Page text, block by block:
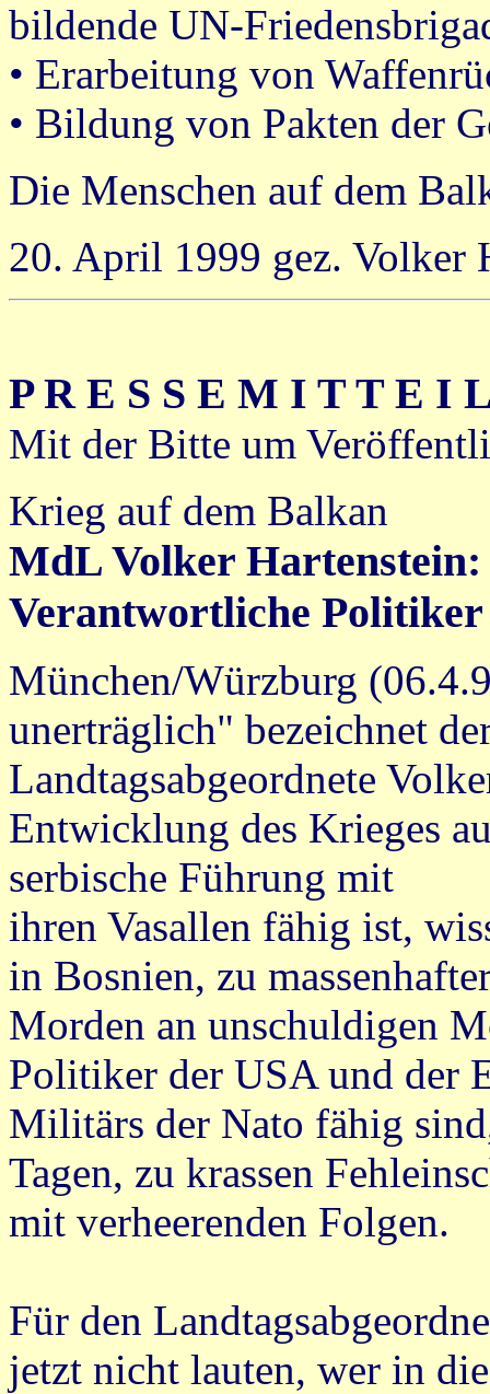
bildende UN-
• Erarbeitung von
• Bildung von Pakten der
Die Menschen auf dem
20. April 1999 gez. Volker
P R E S S E M I T T E I
Mit der Bitte um
Krieg auf dem Balkan
MdL Volker Hartenstein:
Verantwortliche
München/Würzburg
unerträglich" bezeichnet
Landtagsabgeordnete
Entwicklung des Krieges
serbische Führung mit
ihren Vasallen fähig ist,
in Bosnien, zu
Morden an unschuldigen
Politiker der USA und der
Militärs der Nato fähig
Tagen, zu krassen
mit verheerenden Folgen.
Für den
jetzt nicht lauten, wer in